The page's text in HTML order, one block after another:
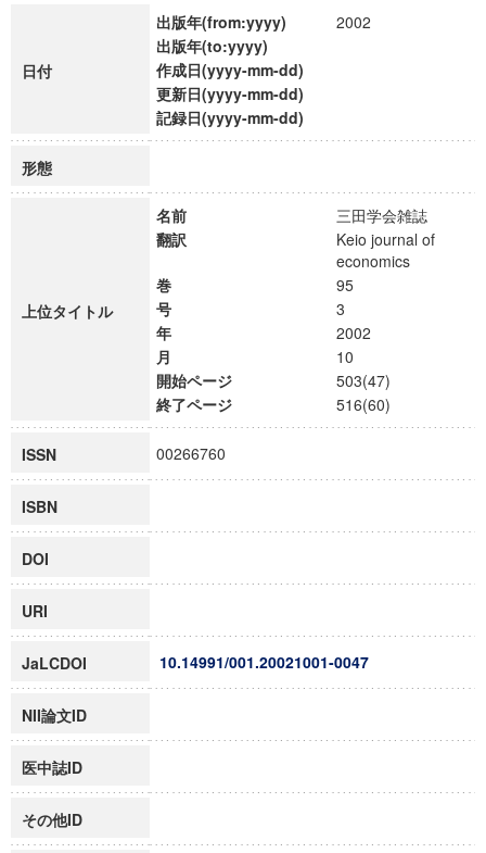
日付
出版年(from:yyyy)
2002
出版年(to:yyyy)
作成日(yyyy-mm-dd)
更新日(yyyy-mm-dd)
記録日(yyyy-mm-dd)
形態
上位タイトル
名前
三田学会雑誌
翻訳
Keio journal of
economics
巻
95
号
3
年
2002
月
10
開始ページ
503(47)
終了ページ
516(60)
ISSN 00266760
ISBN
DOI
URI
JaLCDOI 10.14991/001.20021001-0047
NII論文ID
医中誌ID
その他ID